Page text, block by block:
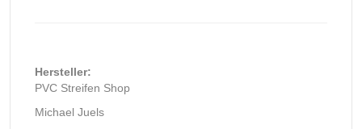
Hersteller:
PVC Streifen Shop
Michael Juels